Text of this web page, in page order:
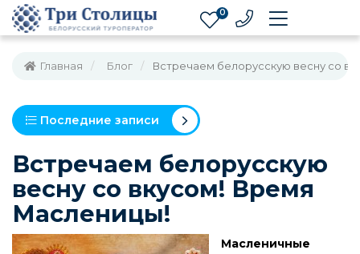
0
Главная Блог Встречаем белорусскую весну со
Последние записи
Встречаем белорусскую
весну со вкусом! Время
Масленицы!
Масленичные